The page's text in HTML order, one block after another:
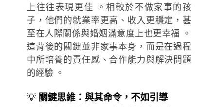
上往往表現更佳 。相較於不做家事的孩
子，他們的就業率更高、收入更穩定，甚
至在人際關係與婚姻滿意度上也更幸福 。
這背後的關鍵並非家事本身，而是在過程
中所培養的責任感、合作能力與解決問題
的經驗 。
💡 關鍵思維：與其命令，不如引導